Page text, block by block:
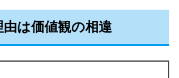
は価値観の相違